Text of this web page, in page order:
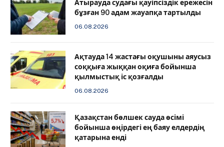
Атырауда судағы қауіпсіздік ережесін
бұзған 90 адам жауапқа тартылды
06.08.2026
Ақтауда 14 жастағы оқушыны аяусыз
соққыға жыққан оқиға бойынша
қылмыстық іс қозғалды
06.08.2026
Қазақстан бөлшек сауда өсімі
бойынша өңірдегі ең баяу елдердің
қатарына енді